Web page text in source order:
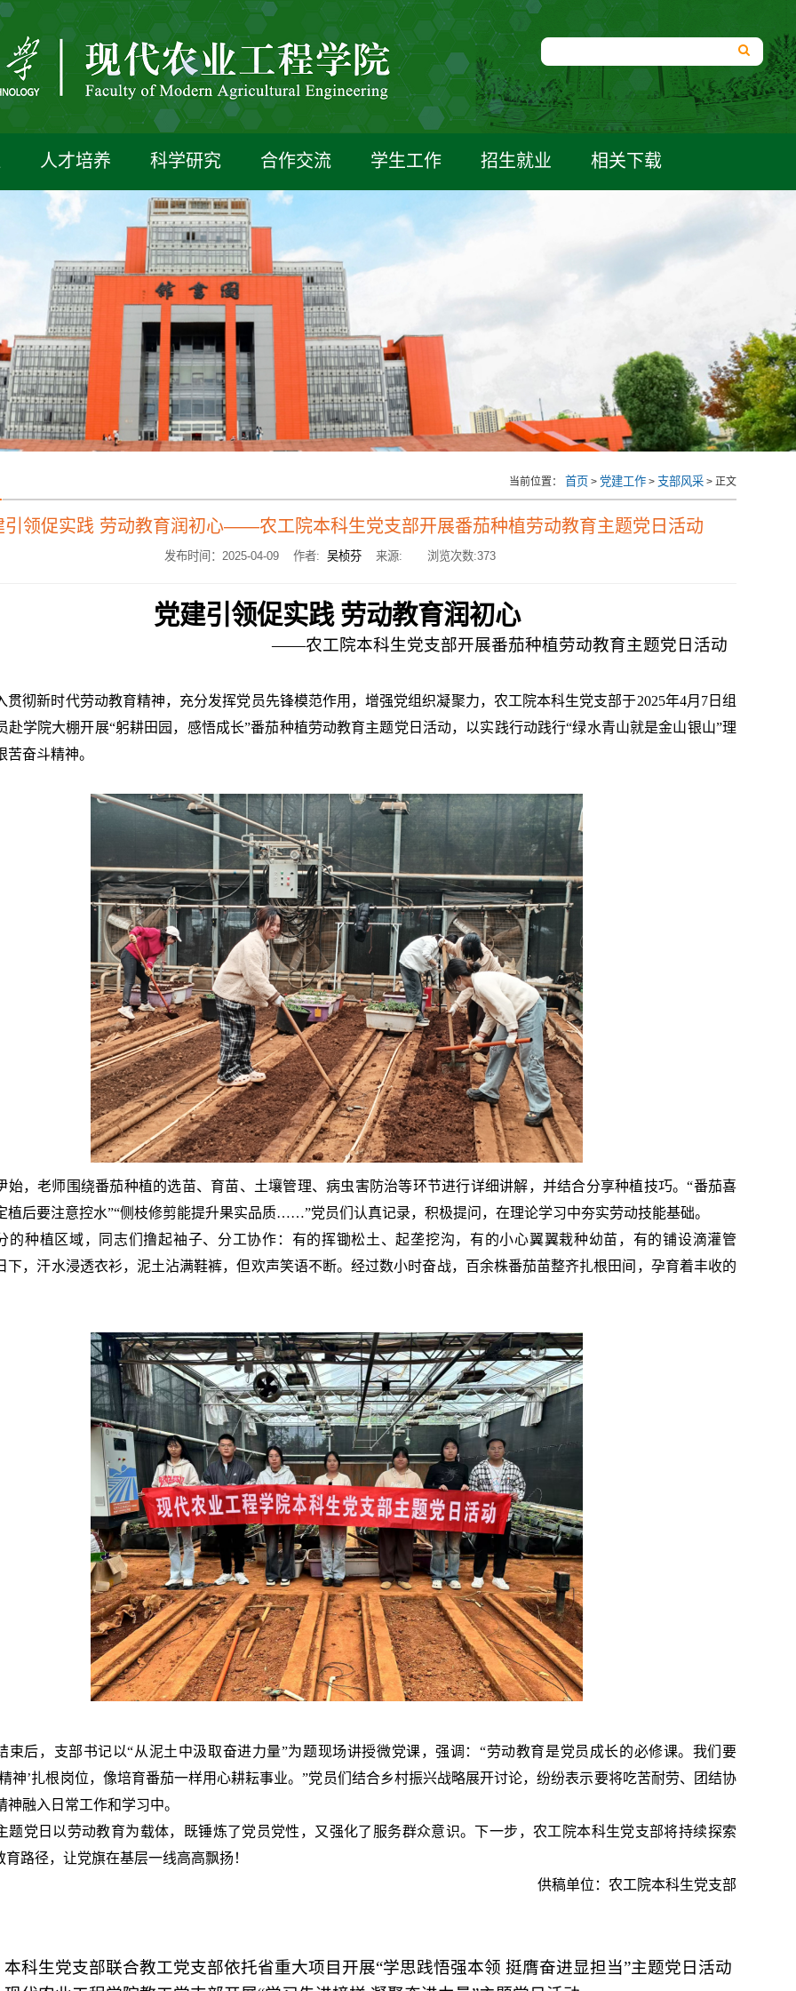
人才培养 科学研究 合作交流 学生工作 招生就业 相关下载
当前位置： 首页 > 党建工作 > 支部风采 > 正文
引领促实践 劳动教育润初心——农工院本科生党支部开展番茄种植劳动教育主题党日活动
发布时间：2025-04-09 作者: 吴桢芬来源: 浏览次数:373
党建引领促实践 劳动教育润初心
——农工院本科生党支部开展番茄种植劳动教育主题党日活动
贯彻新时代劳动教育精神，充分发挥党员先锋模范作用，增强党组织凝聚力，农工院本科生党支部于2025年4月 7日组
赴学院大棚开展“躬耕田园 ， 感悟成长”番茄种植劳动教育主题党日活动，以实践行动践行“绿水青山就是金山银山”理
苦奋斗精神。
始，老师围绕番茄种植的选苗、育苗、土壤管理、病虫害防治等环节进行详细讲解，并结合分享种植技巧。“番茄喜
植后要注意控水”“侧枝修剪能提升果实品质……”党员们认真记录，积极提问，在理论学习中夯实劳动技能基础。
的种植区域，同志们撸起袖子、分工协作：有的挥锄松土、起垄挖沟，有的小心翼翼栽种幼苗，有的铺设滴灌管
，汗水浸透衣衫，泥土沾满鞋裤，但欢声笑语不断。经过数小时奋战，百余株番茄苗整齐扎根田间，孕育着丰收的
束后，支部书记以“从泥土中汲取奋进力量”为题现场讲授微党课，强调：“劳动教育是党员成长的必修课。我们要
神’扎根岗位，像培育番茄一样用心耕耘事业。”党员们结合乡村振兴战略展开讨论，纷纷表示要将吃苦耐劳、团结协
神融入日常工作和学习中。
题党日以劳动教育为载体，既锤炼了党员党性，又强化了服务群众意识。下一步，农工院本科生党支部将持续探索
育路径，让党旗在基层一线高高飘扬！
供稿单位：农工院本科生党支部
本科生党支部联合教工党支部依托省重大项目开展“学思践悟强本领 挺膺奋进显担当”主题党日活动